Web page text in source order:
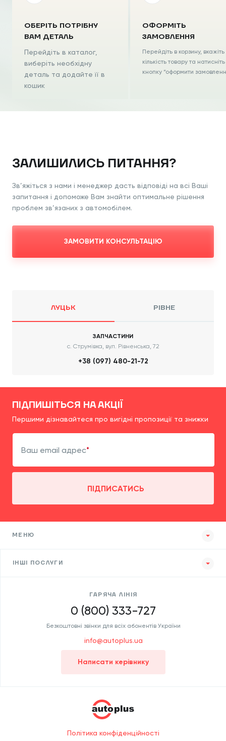
ОБЕРІТЬ ПОТРІБНУ
ВАМ ДЕТАЛЬ
Перейдіть в каталог,
виберіть необхідну
деталь та додайте її в
кошик
ОФОРМІТЬ
ЗАМОВЛЕННЯ
Перейдіть в корзину, вкажіть
кількість товару та натисніть
кнопку “оформити
ЗАЛИШИЛИСЬ ПИТАННЯ?
Зв’яжіться з нами і менеджер дасть відповіді на всі Ваші
запитання і допоможе Вам знайти оптимальне рішення
проблем зв’язаних з автомобілем.
ЗАМОВИТИ КОНСУЛЬТАЦІЮ
ЛУЦЬК РІВНЕ
ЗАПЧАСТИНИ
с. Струмівка, вул. Рівненська, 72
+38 (097) 480-21-72
ПІДПИШІТЬСЯ НА АКЦІЇ
Першими дізнавайтеся про вигідні пропозиції та знижки
Ваш email адрес
ПІДПИСАТИСЬ
МЕНЮ
ІНШІ ПОСЛУГИ
ГАРЯЧА ЛІНІЯ
0 (800) 333-727
Безкоштовні звінки для всіх абонентів України
info@autoplus.ua
Написати керівнику
Політика конфіденційності